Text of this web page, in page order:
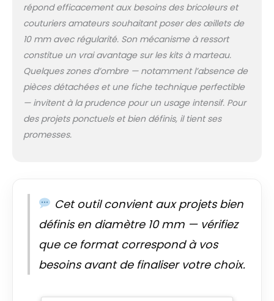
travailler les œillets
avec du coton, du
papier, du film, du
cuir synthétique, du
jean, du jersey, du
carton, des textiles,
du cuir, de divers
types de polyester,
du latex, du tissu, du
pouvez non
seulement presser
des œillets, mais
aussi réaliser des
perforations, des
œillets, des presses,
boutons, des
répond efficacement aux besoins des bricoleurs et
couturiers amateurs souhaitant poser des œillets de
10 mm avec régularité. Son mécanisme à ressort
constitue un vrai avantage sur les kits à marteau.
Quelques zones d’ombre — notamment l’absence de
pièces détachées et une fiche technique perfectible
— invitent à la prudence pour un usage intensif. Pour
des projets ponctuels et bien définis, il tient ses
promesses.
Cet outil convient aux projets bien
définis en diamètre 10 mm — vérifiez
que ce format correspond à vos
besoins avant de finaliser votre choix.